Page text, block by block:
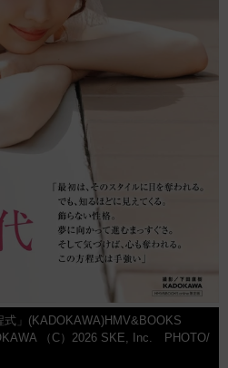
」(KADOKAWA)HMV&BOOKS
（C）2026 SKE, Inc. PHOTO/